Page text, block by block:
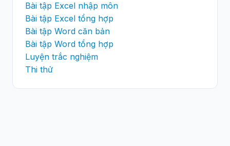
Bài tập Excel nhập môn
Bài tập Excel tổng hợp
Bài tập Word căn bản
Bài tập Word tổng hợp
Luyện trắc nghiệm
Thi thử